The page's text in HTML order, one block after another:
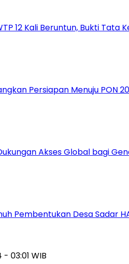
12 Kali Beruntun, Bukti Tata
Persiapan Menuju PON
Akses Global bagi
Pembentukan Desa Sadar
03:01 WIB